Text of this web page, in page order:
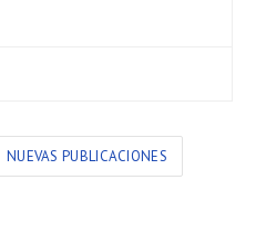
NUEVAS PUBLICACIONES